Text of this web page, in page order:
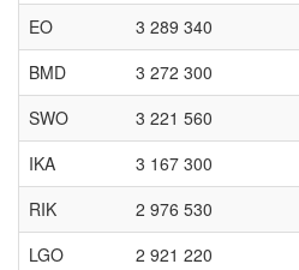
EO 3 289 340
BMD 3 272 300
SWO 3 221 560
IKA 3 167 300
RIK 2 976 530
LGO 2 921 220